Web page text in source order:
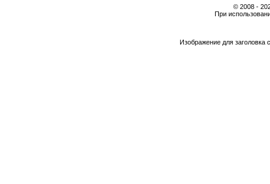
© 2008 -
При
Изображение для